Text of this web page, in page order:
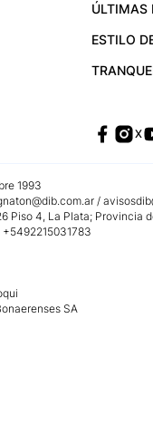
ÚLTIMAS
ESTILO
X
1993
/
Piso 4, La Plata; Provincia
SA